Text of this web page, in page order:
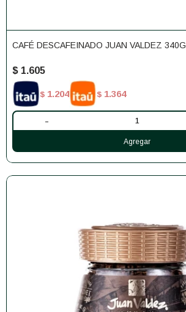
CAFÉ DESCAFEINADO JUAN VALDEZ 340G
$ 1.605
$ 1.204 $ 1.364
-